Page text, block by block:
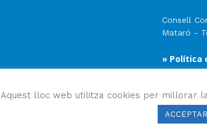
Consell
Mataró -
» Política
Aquest lloc web utilitza cookies per millorar
ACCEPTAR